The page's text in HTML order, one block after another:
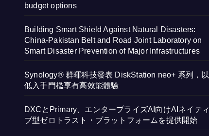
budget options
Building Smart Shield Against Natural Disasters:
China-Pakistan Belt and Road Joint Laboratory on
Smart Disaster Prevention of Major Infrastructures
Synology® 群暉科技發表 DiskStation neo+ 系列，以
低入手門檻享有高效能體驗
DXCとPrimary、エンタープライズAI向けAIネイティ
ブ型ゼロトラスト・プラットフォームを提供開始